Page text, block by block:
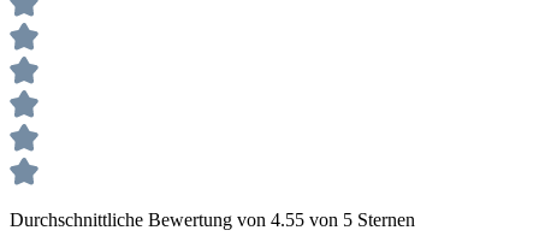
Durchschnittliche Bewertung von 4.55 von 5 Sternen